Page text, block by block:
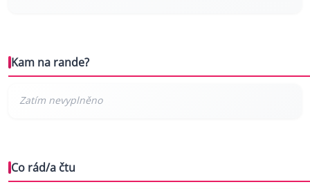
Kam na rande?
Co rád/a čtu